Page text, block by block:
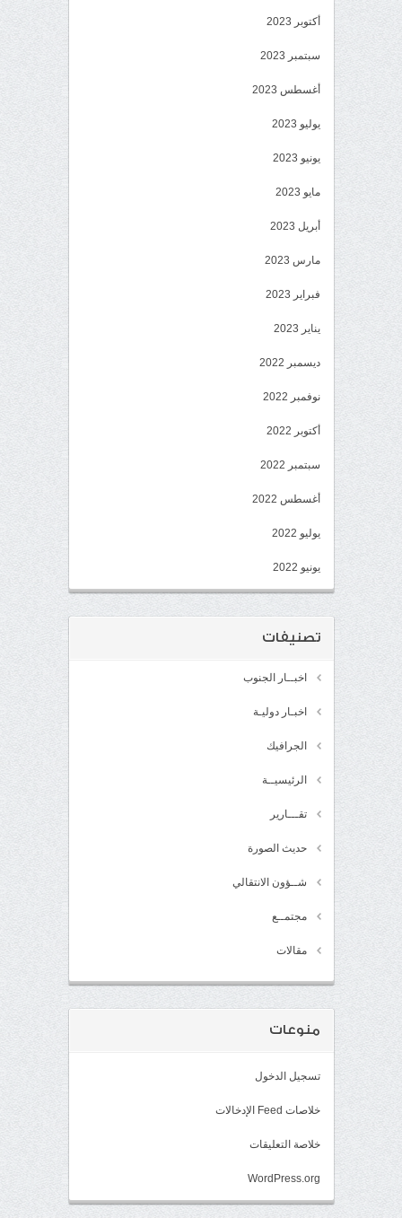
أكتوبر 2023
سبتمبر 2023
أغسطس 2023
يوليو 2023
يونيو 2023
مايو 2023
أبريل 2023
مارس 2023
فبراير 2023
يناير 2023
ديسمبر 2022
نوفمبر 2022
أكتوبر 2022
سبتمبر 2022
أغسطس 2022
يوليو 2022
يونيو 2022
تصنيفات
اخبــار الجنوب
اخبـار دوليـة
الجرافيك
الرئيسيــة
تقـــارير
حديث الصورة
شــؤون الانتقالي
مجتمــع
مقالات
منوعات
تسجيل الدخول
خلاصات Feed الإدخالات
خلاصة التعليقات
WordPress.org